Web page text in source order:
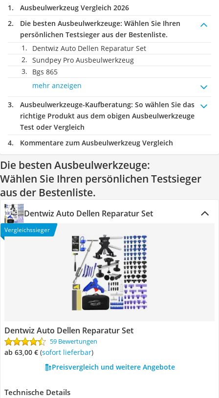
Ausbeulwerkzeug Vergleich 2026
Die besten Ausbeulwerkzeuge: Wählen Sie Ihren
persönlichen Testsieger aus der Bestenliste.
Dentwiz Auto Dellen Reparatur Set
Sundpey Pro Ausbeulwerkzeug
Bgs 865
mehr anzeigen
Ausbeulwerkzeuge-Kaufberatung: So wählen Sie das
richtige Produkt aus dem obigen Ausbeulwerkzeuge
Test oder Vergleich
Kommentare zum Ausbeulwerkzeug Vergleich
Die besten Ausbeulwerkzeuge:
Wählen Sie Ihren persönlichen Testsieger
aus der Bestenliste.
Dentwiz Auto Dellen Reparatur Set
Vergleichssieger
Dentwiz Auto Dellen Reparatur Set
59 Bewertungen
ab 63,00 € ( Sofort lieferbar)
Preisvergleich und weitere Angebote
Technische Details